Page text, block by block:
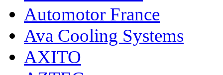
Automotor France
Ava Cooling Systems
AXITO